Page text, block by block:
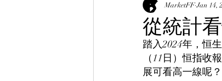
VIX Market
Currency Macro
從統計
MarketFF Jan 14,
踏入2024年，恒
（11日）恒指收
展可看高一線呢